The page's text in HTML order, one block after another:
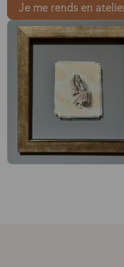
Je me rends en